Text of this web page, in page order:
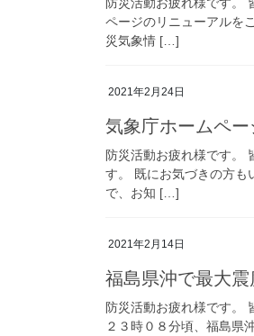
ページのリニューアルを
災気象情 […]
2021年2月24日
気象庁ホームペ
防災活動お疲れ様です。
す。 既にお気づきの方も
で、お知 […]
2021年2月14日
福島県沖で最大
防災活動お疲れ様です。
２３時０８分頃、福島県